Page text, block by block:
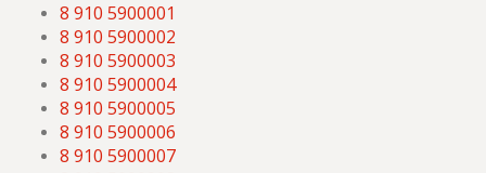
8 910 5900001
8 910 5900002
8 910 5900003
8 910 5900004
8 910 5900005
8 910 5900006
8 910 5900007